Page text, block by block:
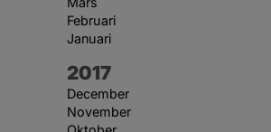
Februari
Januari
År:
2017
December
November